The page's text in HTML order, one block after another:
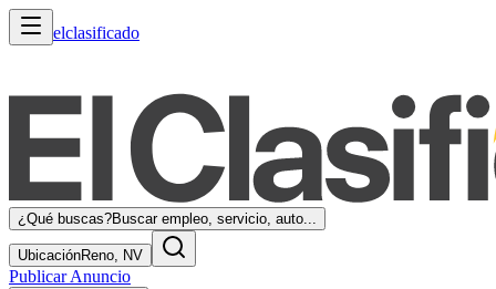
elclasificado
¿Qué buscas?Buscar empleo, servicio, auto...
UbicaciónReno, NV
Publicar Anuncio